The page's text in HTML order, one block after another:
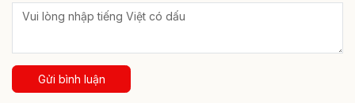
Gửi bình luận